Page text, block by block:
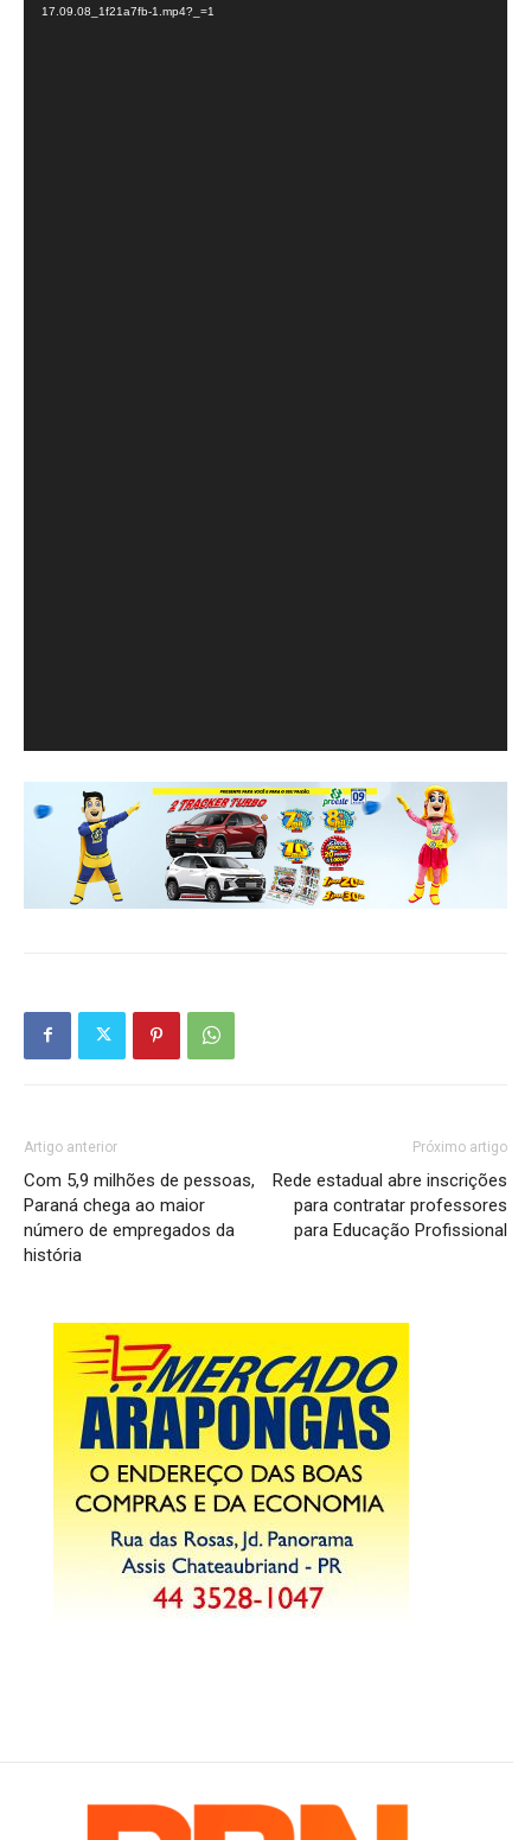
17.09.08_1f21a7fb-1.mp4?_=1
Artigo anterior
Com 5,9 milhões de pessoas,
Paraná chega ao maior
número de empregados da
história
Próximo artigo
Rede estadual abre inscrições
para contratar professores
para Educação Profissional